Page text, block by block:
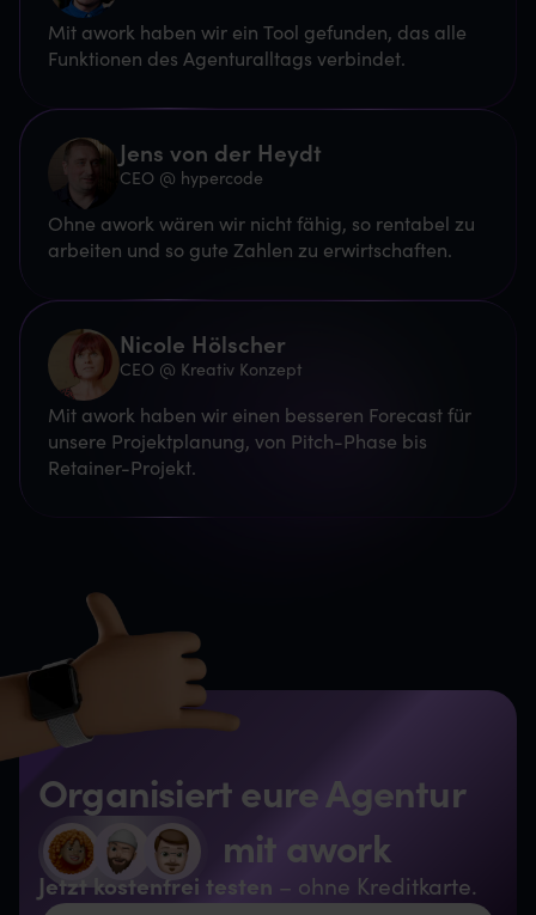
Mit awork haben wir ein Tool gefunden, das alle
Funktionen des Agenturalltags verbindet.
Jens von der Heydt
CEO @ hypercode
Ohne awork wären wir nicht fähig, so rentabel zu
arbeiten und so gute Zahlen zu erwirtschaften.
Nicole Hölscher
CEO @ Kreativ Konzept
Mit awork haben wir einen besseren Forecast für
unsere Projektplanung, von Pitch-Phase bis
Retainer-Projekt.
Organisiert eure Agentur
mit awork
Jetzt kostenfrei testen – ohne Kreditkarte.